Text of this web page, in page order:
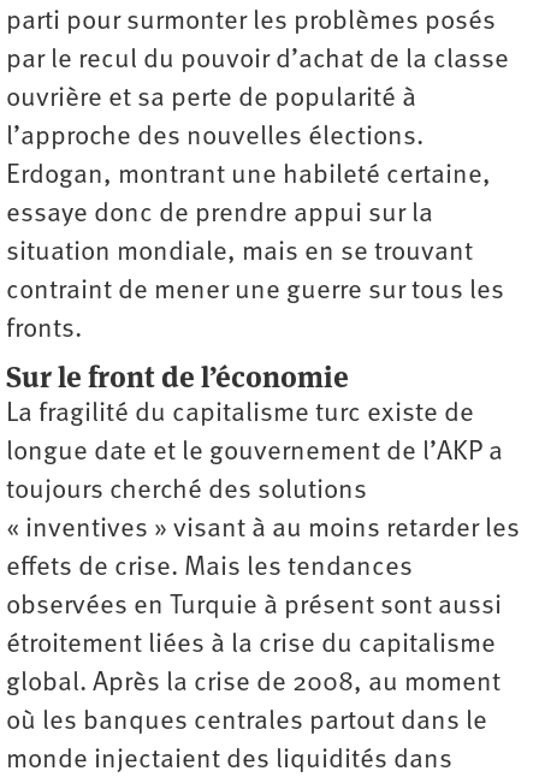
parti pour surmonter les problèmes posés
par le recul du pouvoir d’achat de la classe
ouvrière et sa perte de popularité à
l’approche des nouvelles élections.
Erdogan, montrant une habileté certaine,
essaye donc de prendre appui sur la
situation mondiale, mais en se trouvant
contraint de mener une guerre sur tous les
fronts.
Sur le front de l’économie
La fragilité du capitalisme turc existe de
longue date et le gouvernement de l’AKP a
toujours cherché des solutions
« inventives » visant à au moins retarder les
effets de crise. Mais les tendances
observées en Turquie à présent sont aussi
étroitement liées à la crise du capitalisme
global. Après la crise de 2008, au moment
où les banques centrales partout dans le
monde injectaient des liquidités dans